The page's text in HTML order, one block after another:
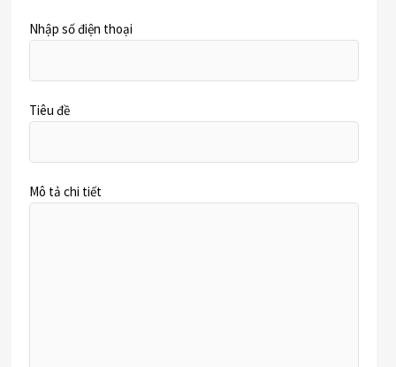
Nhập số điện thoại
Tiêu đề
Mô tả chi tiết